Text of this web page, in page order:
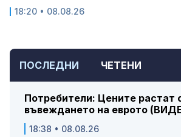
ПОСЛЕДНИ ЧЕТЕНИ
Потребители: Цените растат
въвеждането на еврото
18:38 • 08.08.26
18:20 • 08.08.26